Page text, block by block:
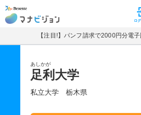
マナビジョン ロ
【注目!】パンフ請求で2000円分電
あしかが
足利大学
私立大学 栃木県